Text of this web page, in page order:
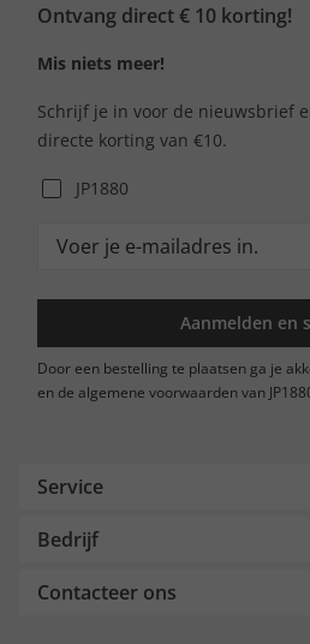
Ontvang direct € 10 korting!
Mis niets meer!
Schrijf je in voor de nieuwsbrief
directe korting van €10.
JP1880
Aanmelden en
Door een bestelling te plaatsen ga je
en de algemene voorwaarden van
Service
Bedrijf
Contacteer ons